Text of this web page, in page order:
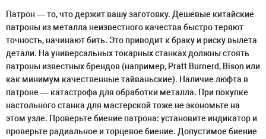
Патрон — то, что держит вашу заготовку. Дешевые китайские
патроны из металла неизвестного качества быстро теряют
точность, начинают бить. Это приводит к браку и риску вылета
детали. На универсальных токарных станках должны стоять
патроны известных брендов (например, Pratt Burnerd, Bison или
как минимум качественные тайваньские). Наличие люфта в
патроне — катастрофа для обработки металла. При покупке
настольного станка для мастерской тоже не экономьте на
этом узле. Проверьте биение патрона: установите индикатор и
проверьте радиальное и торцевое биение. Допустимое биение